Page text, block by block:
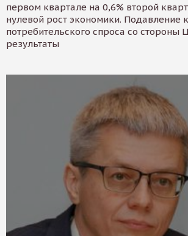
первом квартале на 0,6% второй
нулевой рост экономики. Подавление
потребительского спроса со стороны
результаты